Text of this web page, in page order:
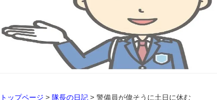
トップページ > 隊長の日記 > 警備員が偉そうに土日に休む